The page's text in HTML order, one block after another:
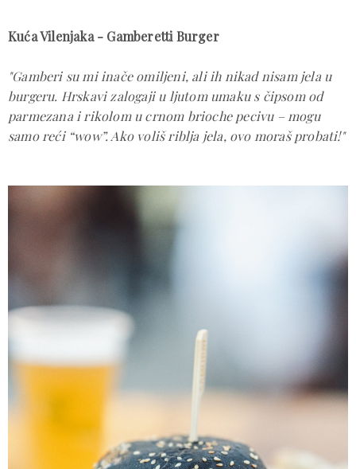
Kuća Vilenjaka - Gamberetti Burger
"Gamberi su mi inače omiljeni, ali ih nikad nisam jela u
burgeru. Hrskavi zalogaji u ljutom umaku s čipsom od
parmezana i rikolom u crnom brioche pecivu – mogu
samo reći “wow”. Ako voliš riblja jela, ovo moraš probati!"